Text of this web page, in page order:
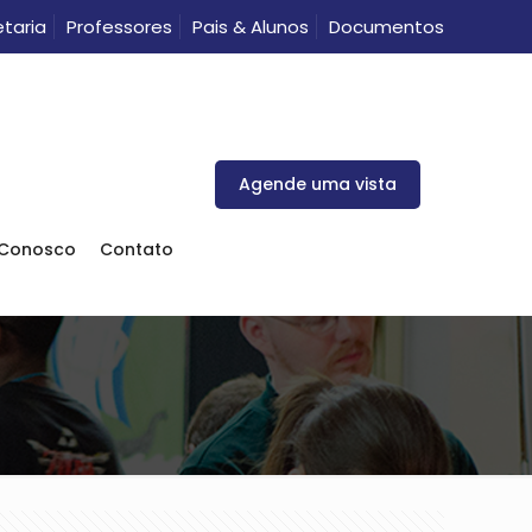
Professores Pais & Alunos Documentos
Contato
Agende uma vista